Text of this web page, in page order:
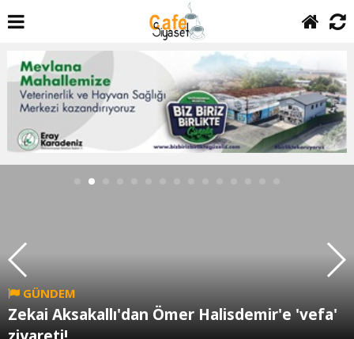
GÜNDEM
Zekai Aksakallı'dan Ömer Halisdemir'e 'vefa'